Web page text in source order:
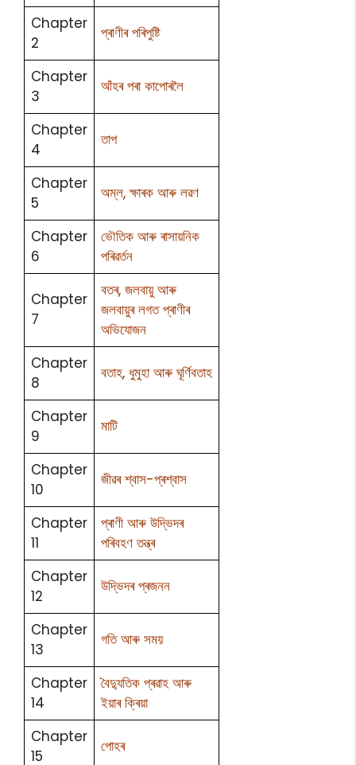
Chapter
2
প্ৰাণীৰ পৰিপুষ্টি
Chapter
3
আঁহৰ পৰা কাপোৰলৈ
Chapter
4
তাপ
Chapter
5
অম্ল, ক্ষাৰক আৰু লৱণ
Chapter
6
ভৌতিক আৰু ৰাসায়নিক
পৰিৱৰ্তন
Chapter
7
বতৰ, জলবায়ু আৰু
জলবায়ুৰ লগত প্ৰাণীৰ
অভিযোজন
Chapter
8
বতাহ, ধুমুহা আৰু ঘূৰ্ণিবতাহ
Chapter
9
মাটি
Chapter
10
জীৱৰ শ্বাস-প্ৰশ্বাস
Chapter
11
প্ৰাণী আৰু উদ্ভিদৰ
পৰিবহণ তন্ত্ৰ
Chapter
12
উদ্ভিদৰ প্ৰজনন
Chapter
13
গতি আৰু সময়
Chapter
14
বৈদ্যুতিক প্ৰৱাহ আৰু
ইয়াৰ ক্ৰিয়া
Chapter
15
পোহৰ